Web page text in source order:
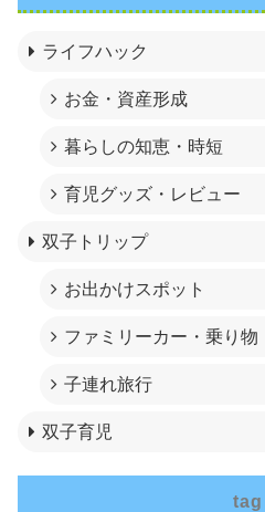
ライフハック
お金・資産形成
暮らしの知恵・時短
育児グッズ・レビュー
双子トリップ
お出かけスポット
ファミリーカー・乗り物
子連れ旅行
双子育児
tag